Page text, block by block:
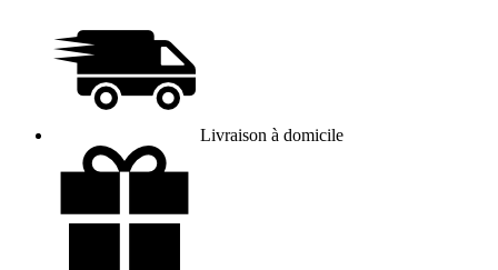
Livraison à domicile